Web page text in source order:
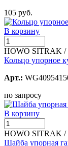
105 руб.
В корзину
HOWO SITRAK /
Кольцо упорное
Арт.:
по запросу
В корзину
HOWO SITRAK /
Шайба упорная